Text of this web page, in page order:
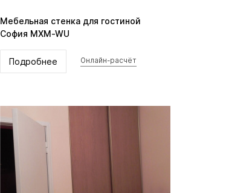
Мебельная стенка для гостиной
София MXM-WU
Подробнее Онлайн-расчёт